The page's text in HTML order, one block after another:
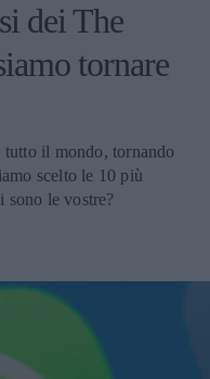
dei The
tornare
il mondo, tornando
scelto le 10 più
le vostre?